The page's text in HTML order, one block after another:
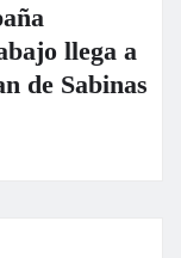
llega a
de Sabinas